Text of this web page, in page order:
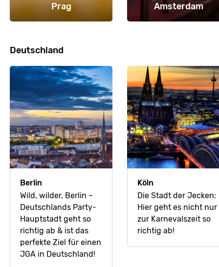
Prag Amsterdam
Deutschland
Berlin
Wild, wilder, Berlin –
Deutschlands Party-
Hauptstadt geht so
richtig ab & ist das
perfekte Ziel für einen
JGA in Deutschland!
Köln
Die Stadt der Jecken:
Hier geht es nicht nur
zur Karnevalszeit so
richtig ab!